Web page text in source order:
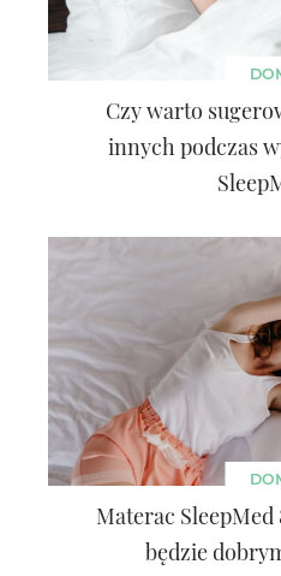
Czy warto
innych podczas
Materac
będzie